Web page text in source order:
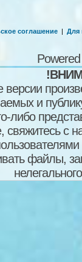
соглашение | Для
версии
и
либо
свяжитесь
файлы,